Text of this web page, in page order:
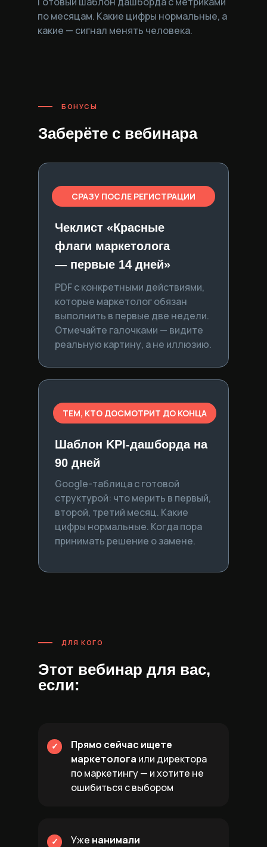
по месяцам. Какие цифры нормальные, а
какие — сигнал менять человека.
БОНУСЫ
Заберёте с вебинара
Google-таблица с готовой
структурой: что мерить в первый,
второй, третий месяц. Какие
цифры нормальные. Когда пора
принимать решение о замене.
Шаблон KPI-дашборда на
90 дней
PDF с конкретными действиями,
которые маркетолог обязан
выполнить в первые две недели.
Отмечайте галочками — видите
реальную картину, а не иллюзию.
Чеклист «Красные
флаги маркетолога
— первые 14 дней»
СРАЗУ ПОСЛЕ РЕГИСТРАЦИИ
ТЕМ, КТО ДОСМОТРИТ ДО КОНЦА
Прямо сейчас ищете
маркетолога или директора
по маркетингу — и хотите не
ошибиться с выбором
ДЛЯ КОГО
Этот вебинар для вас,
если:
✓
Уже нанимали
✓